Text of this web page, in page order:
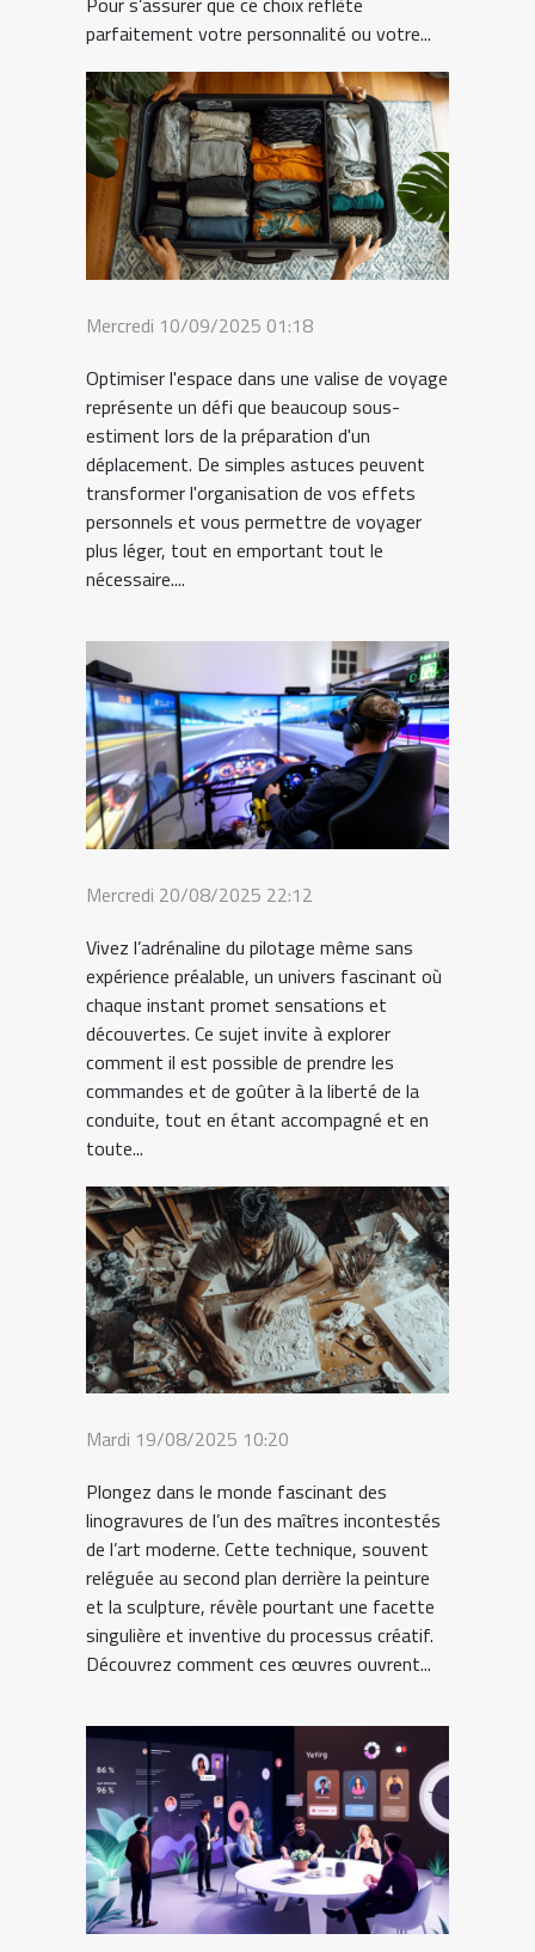
parfaitement votre personnalité ou votre...
Mercredi 10/09/2025 01:18
Optimiser l'espace dans une valise de voyage
représente un défi que beaucoup sous-
estiment lors de la préparation d'un
déplacement. De simples astuces peuvent
transformer l'organisation de vos effets
personnels et vous permettre de voyager
plus léger, tout en emportant tout le
nécessaire....
Mercredi 20/08/2025 22:12
Vivez l’adrénaline du pilotage même sans
expérience préalable, un univers fascinant où
chaque instant promet sensations et
découvertes. Ce sujet invite à explorer
comment il est possible de prendre les
commandes et de goûter à la liberté de la
conduite, tout en étant accompagné et en
toute...
Mardi 19/08/2025 10:20
Plongez dans le monde fascinant des
linogravures de l’un des maîtres incontestés
de l’art moderne. Cette technique, souvent
reléguée au second plan derrière la peinture
et la sculpture, révèle pourtant une facette
singulière et inventive du processus créatif.
Découvrez comment ces œuvres ouvrent...